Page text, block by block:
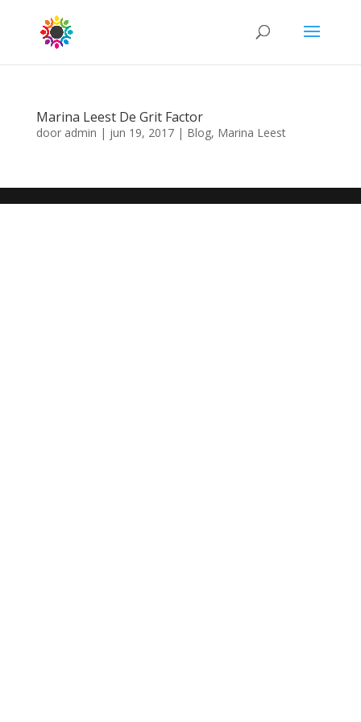
Marina Leest De Grit Factor
door admin | jun 19, 2017| Blog, Marina Leest